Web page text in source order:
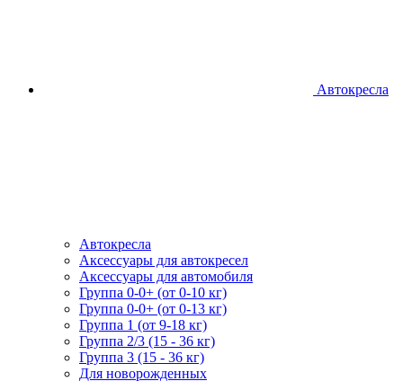
Автокресла
Автокресла
Аксессуары для автокресел
Аксессуары для автомобиля
Группа 0-0+ (от 0-10 кг)
Группа 0-0+ (от 0-13 кг)
Группа 1 (от 9-18 кг)
Группа 2/3 (15 - 36 кг)
Группа 3 (15 - 36 кг)
Для новорожденных